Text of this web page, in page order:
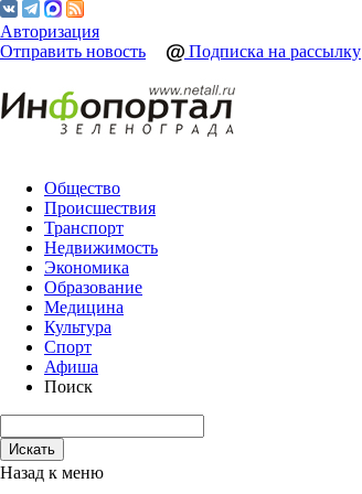
Авторизация
Отправить новость
Подписка на рассылку
Общество
Происшествия
Транспорт
Недвижимость
Экономика
Образование
Медицина
Культура
Спорт
Афиша
Поиск
Назад к меню